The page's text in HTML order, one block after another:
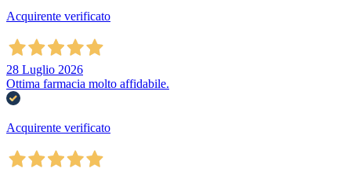
Acquirente verificato
28 Luglio 2026
Ottima farmacia molto affidabile.
Acquirente verificato